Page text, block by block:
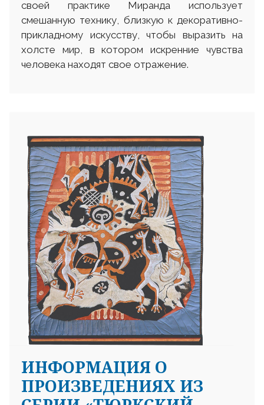
своей практике Миранда использует
смешанную технику, близкую к декоративно-
прикладному искусству, чтобы выразить на
холсте мир, в котором искренние чувства
человека находят свое отражение.
ИНФОРМАЦИЯ О
ПРОИЗВЕДЕНИЯХ ИЗ